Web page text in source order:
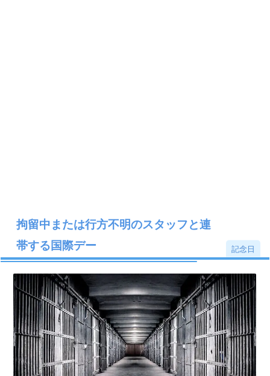
拘留中または行方不明のスタッフと連
帯する国際デー
記念日